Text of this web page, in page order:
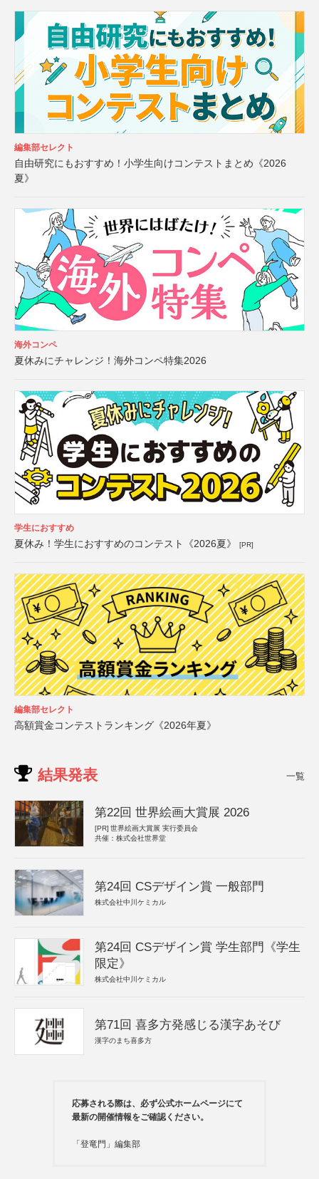
編集部セレクト
自由研究にもおすすめ！小学生向けコンテストまとめ《2026
夏》
海外コンペ
夏休みにチャレンジ！海外コンペ特集2026
学生におすすめ
夏休み！学生におすすめのコンテスト《2026夏》 [PR]
編集部セレクト
高額賞金コンテストランキング《2026年夏》
結果発表 一覧
第22回 世界絵画大賞展 2026
[PR] 世界絵画大賞展 実行委員会
共催：株式会社世界堂
第24回 CSデザイン賞 一般部門
株式会社中川ケミカル
第24回 CSデザイン賞 学生部門《学生
限定》
株式会社中川ケミカル
第71回 喜多方発感じる漢字あそび
漢字のまち喜多方
応募される際は、必ず公式ホームページにて
最新の開催情報をご確認ください。
「登竜門」編集部